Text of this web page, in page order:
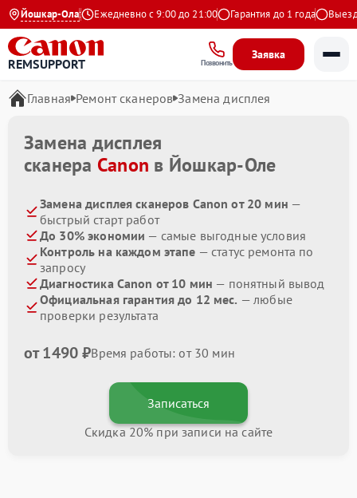
Йошкар-Ола
4.9 на Яндекс Ежедневно с 9:00 до 21:00 Гарантия до 1 года Выезд
REMSUPPORT Позвонить
Заявка
Главная Ремонт сканеров Замена дисплея
Замена дисплея
сканера Canon в Йошкар-Оле
Замена дисплея сканеров Canon от 20 мин —
быстрый старт работ
До 30% экономии — самые выгодные условия
Контроль на каждом этапе — статус ремонта по
запросу
Диагностика Canon от 10 мин — понятный вывод
Официальная гарантия до 12 мес. — любые
проверки результата
от 1490 ₽Время работы: от 30 мин
Записаться
Скидка 20% при записи на сайте